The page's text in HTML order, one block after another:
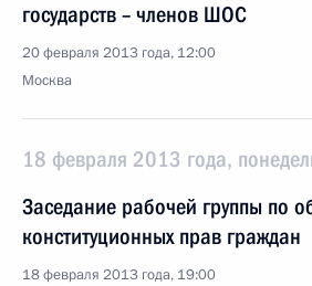
государств – членов ШОС
20 февраля 2013 года, 12:00
Москва
18 февраля 2013 года,
Заседание рабочей группы по
конституционных прав граждан
18 февраля 2013 года, 19:00